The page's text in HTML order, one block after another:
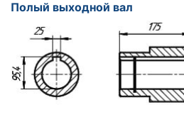
Полый выходной вал